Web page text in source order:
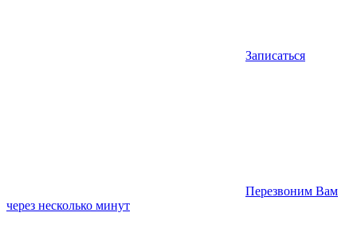
Записаться
Перезвоним Вам
через несколько минут